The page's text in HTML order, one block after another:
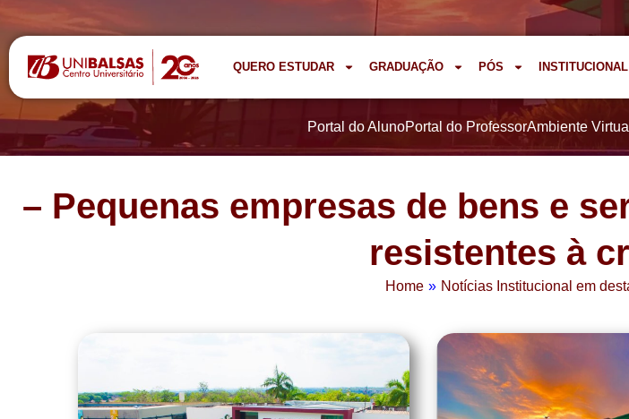
QUERO ESTUDAR GRADUAÇÃO PÓS INSTITUCIONAL
Portal do AlunoPortal do ProfessorAmbiente Virtual
– Pequenas empresas de bens e
resistentes à
Home » Notícias Institucional em